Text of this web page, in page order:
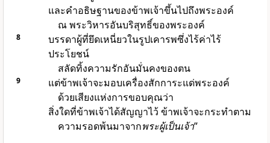
และคำอธิษฐานของข้าพเจ้าขึ้นไปถึงพระองค์
ณ พระวิหารอันบริสุทธิ์ของพระองค์
8
บรรดาผู้ที่ยึดเหนี่ยวในรูปเคารพซึ่งไร้ค่าไร้
ประโยชน์
สลัดทิ้งความรักอันมั่นคงของตน
9
แต่ข้าพเจ้าจะมอบเครื่องสักการะแด่พระองค์
ด้วยเสียงแห่งการขอบคุณว่า
สิ่งใดที่ข้าพเจ้าได้สัญญาไว้ ข้าพเจ้าจะกระทำตาม
ความรอดพ้นมาจากพระผู้เป็นเจ้า”